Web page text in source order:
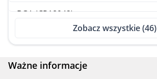
BGA (CP18942)
BORG BECK (BWP2133)
Zobacz wszystkie (46)
Ważne informacje